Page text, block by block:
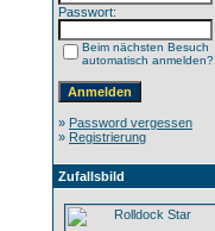
Passwort:
Beim nächsten Besuch
automatisch anmelden?
» Password vergessen
» Registrierung
Zufallsbild